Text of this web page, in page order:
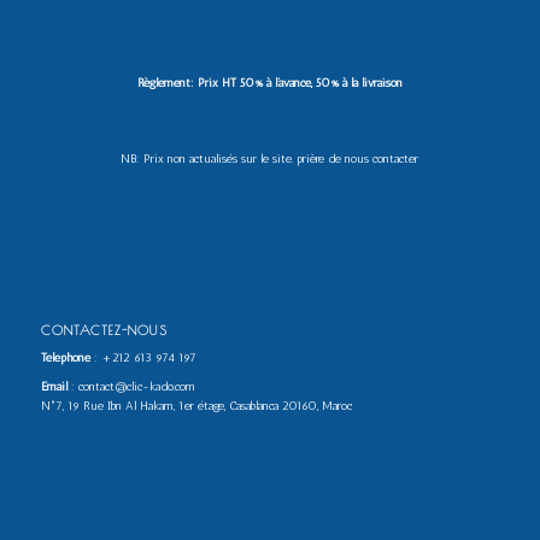
Règlement: Prix HT 50% à l’avance, 50% à la livraison
NB: Prix non actualisés sur le site. prière de nous contacter
CONTACTEZ-NOUS
Téléphone: +212 613 974 197
Email : contact@clic-kado.com
N°7, 19 Rue Ibn Al Hakam, 1er étage, Casablanca 20160, Maroc